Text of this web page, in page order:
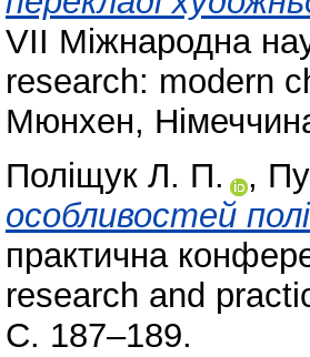
VII Міжнародна
research: modern
Мюнхен,
Поліщук Л. П.
,
особливостей
практична
research and
С. 187–189.